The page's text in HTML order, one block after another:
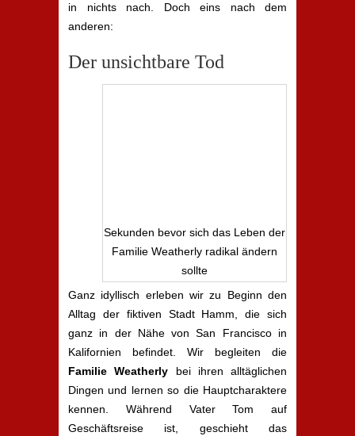
in nichts nach. Doch eins nach dem
anderen:
Der unsichtbare Tod
Sekunden bevor sich das Leben der
Familie Weatherly radikal ändern
sollte
Ganz idyllisch erleben wir zu Beginn den
Alltag der fiktiven Stadt Hamm, die sich
ganz in der Nähe von San Francisco in
Kalifornien befindet. Wir begleiten die
Familie Weatherly bei ihren alltäglichen
Dingen und lernen so die Hauptcharaktere
kennen. Während Vater Tom auf
Geschäftsreise ist, geschieht das